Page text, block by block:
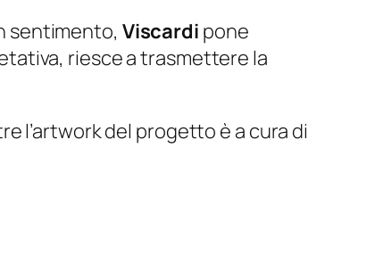
sentimento, Viscardi pone
riesce a trasmettere la
l’artwork del progetto è a cura di